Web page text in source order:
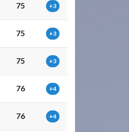
75 +3
75 +3
75 +3
76 +4
76 +4